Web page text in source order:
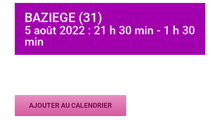
BAZIEGE (31)
5 août 2022 : 21 h 30 min - 1 h 30
min
AJOUTER AU CALENDRIER